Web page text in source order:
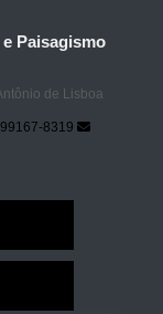
Paisagismo
de Lisboa
8319